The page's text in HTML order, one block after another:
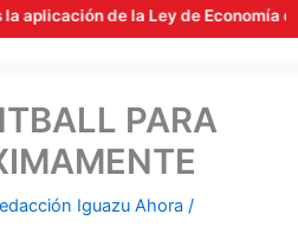
de la Ley de Economía del
PARA
Iguazu Ahora /